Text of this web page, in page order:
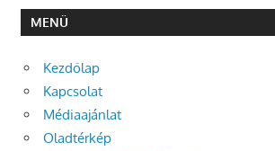
MENÜ
Kezdőlap
Kapcsolat
Médiaajánlat
Oladtérkép